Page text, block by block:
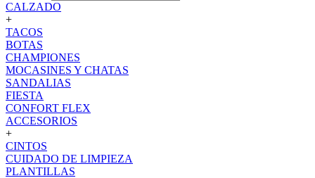
CALZADO
+
TACOS
BOTAS
CHAMPIONES
MOCASINES Y CHATAS
SANDALIAS
FIESTA
CONFORT FLEX
ACCESORIOS
+
CINTOS
CUIDADO DE LIMPIEZA
PLANTILLAS